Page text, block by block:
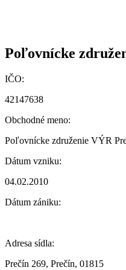
Poľovnícke
IČO:
42147638
Obchodné meno:
Poľovnícke združenie VÝR
Dátum vzniku:
04.02.2010
Dátum zániku:
Adresa sídla:
Prečín 269, Prečín, 01815